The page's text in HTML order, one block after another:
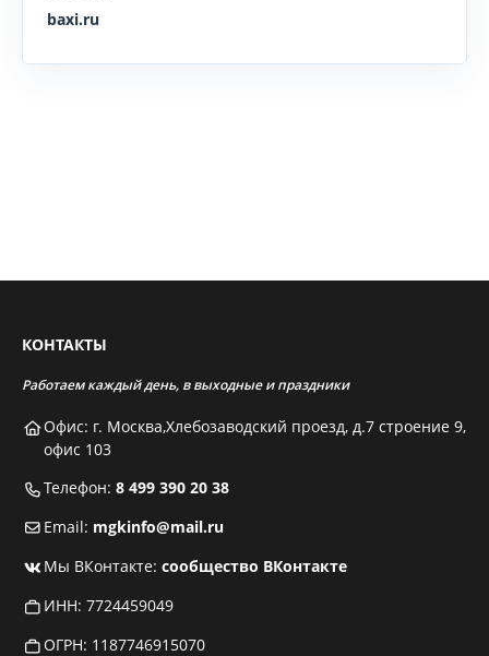
baxi.ru
КОНТАКТЫ
Работаем каждый день, в выходные и праздники
Офис: г. Москва,Хлебозаводский проезд, д.7 строение 9,
офис 103
Телефон: 8 499 390 20 38
Email: mgkinfo@mail.ru
Мы ВКонтакте: сообщество ВКонтакте
ИНН: 7724459049
ОГРН: 1187746915070